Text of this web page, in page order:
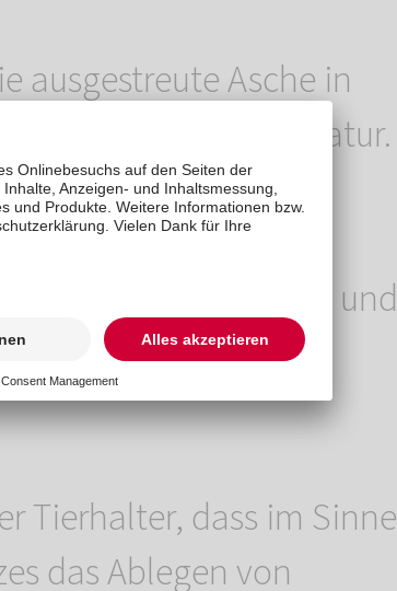
ausgestreute Asche in
den Kreislauf der Natur.
wir weiterhin
Nur durch diesen
Ort der Erinnerung und
Ihnen aufgesucht
Tierhalter, dass im Sinne
das Ablegen von